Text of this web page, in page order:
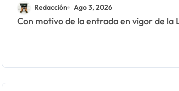
Redacción Ago 3, 2026
Con motivo de la entrada en vigor de